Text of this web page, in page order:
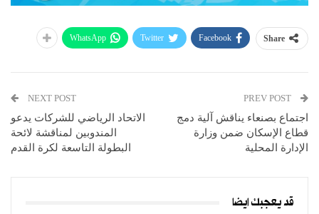
Share
Facebook
Twitter
WhatsApp
اجتماع بصنعاء يناقش آلية دمج
قطاع الإسكان ضمن وزارة
الإدارة المحلية
NEXT POST
الاتحاد الرياضي للشركات يدعو
المندوبين لمناقشة لائحة
البطولة التاسعة لكرة القدم
قد يعجبك ايضا